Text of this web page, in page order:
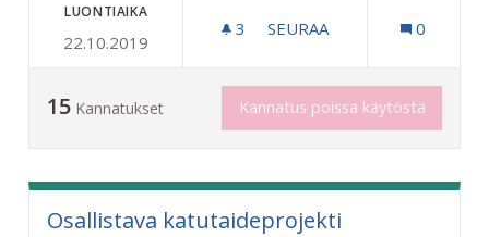
LUONTIAIKA
22.10.2019
3 3 SEURAAJAA
SEURAA 0
15 Kannatukset Kannatus poissa käytöstä
Osallistava katutaideprojekti